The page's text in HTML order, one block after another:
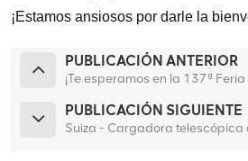
¡Estamos ansiosos por darle la
PUBLICACIÓN ANTERIOR
¡Te esperamos en la 137ª
PUBLICACIÓN SIGUIENTE
Suiza - Cargadora telescópica